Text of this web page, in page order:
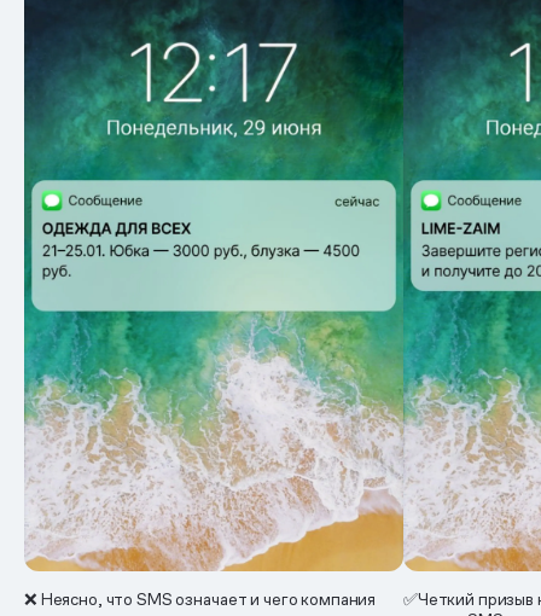
❌ Неясно, что SMS означает и чего компания
✅Четкий призыв